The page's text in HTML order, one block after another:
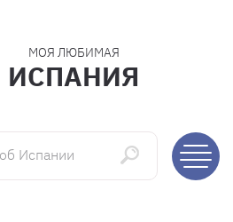
МОЯ ЛЮБИМАЯ
ИСПАНИЯ